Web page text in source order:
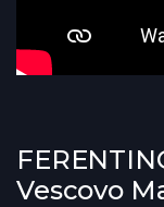
Vescovo